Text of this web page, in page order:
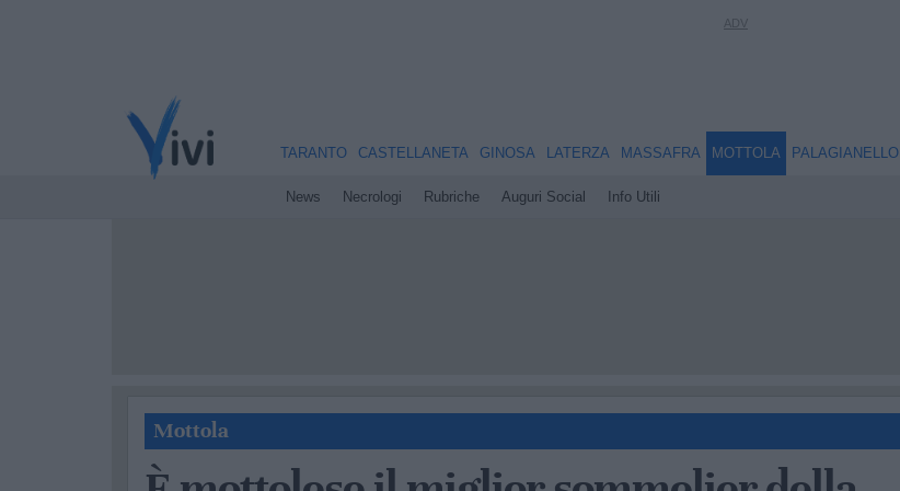
TARANTO CASTELLANETA GINOSA LATERZA MASSAFRA MOTTOLA
News Necrologi Rubriche Auguri Social Info Utili
PALAGIANELLO
Mottola